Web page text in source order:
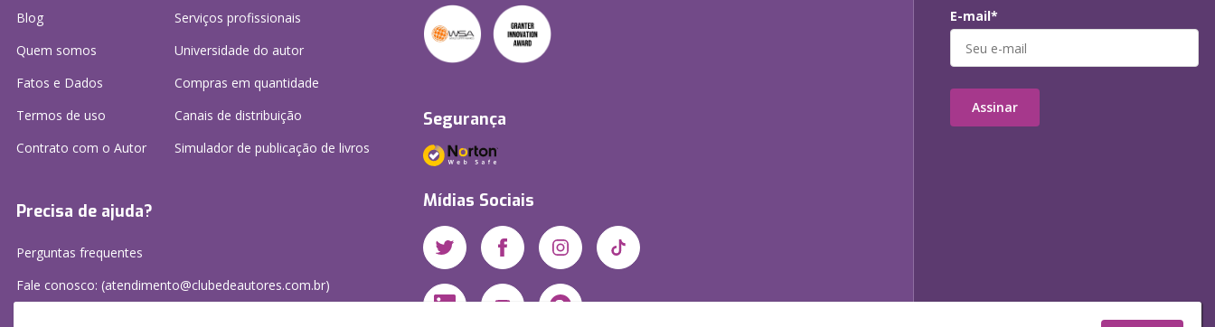
Blog
Quem somos
Fatos e Dados
Termos de uso
Contrato com o Autor
Serviços profissionais
Universidade do autor
Compras em quantidade
Canais de distribuição
Simulador de publicação de livros
Precisa de ajuda?
Perguntas frequentes
Fale conosco: (atendimento@clubedeautores.com.br)
Segurança
Mídias Sociais
E-mail*
Assinar